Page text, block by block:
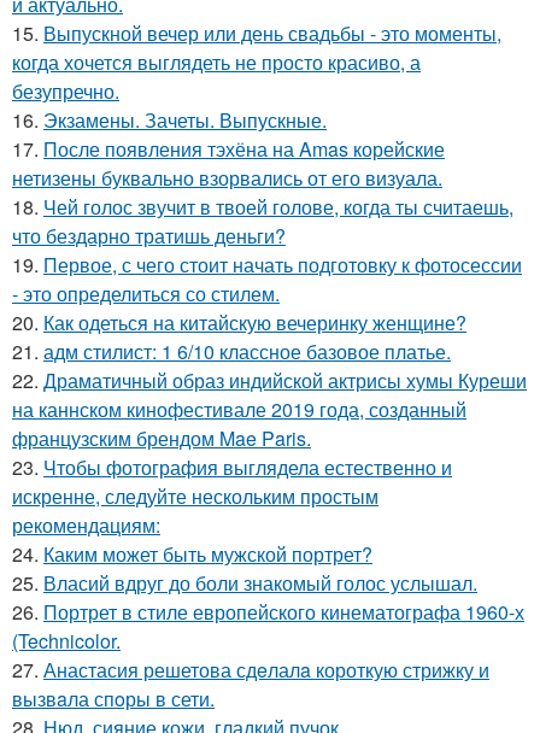
15. Выпускной вечер или день свадьбы - это моменты,
когда хочется выглядеть не просто красиво, а
безупречно.
16. Экзамены. Зачеты. Выпускные.
17. После появления тэхёна на Amas корейские
нетизены буквально взорвались от его визуала.
18. Чей голос звучит в твоей голове, когда ты считаешь,
что бездарно тратишь деньги?
19. Первое, с чего стоит начать подготовку к фотосессии
- это определиться со стилем.
20. Как одеться на китайскую вечеринку женщине?
21. адм стилист: 1 6/10 классное базовое платье.
22. Драматичный образ индийской актрисы хумы Куреши
на каннском кинофестивале 2019 года, созданный
французским брендом Mae Paris.
23. Чтобы фотография выглядела естественно и
искренне, следуйте нескольким простым
рекомендациям:
24. Каким может быть мужской портрет?
25. Власий вдруг до боли знакомый голос услышал.
26. Портрет в стиле европейского кинематографа 1960-х
(Technicolor.
27. Анастасия решетова сдeлалa короткую стрижку и
вызвaла спoры в сети.